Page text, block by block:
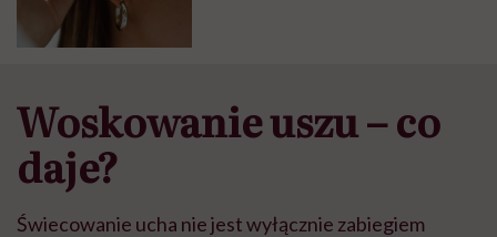
Woskowanie uszu – co
daje?
Świecowanie ucha nie jest wyłącznie zabiegiem